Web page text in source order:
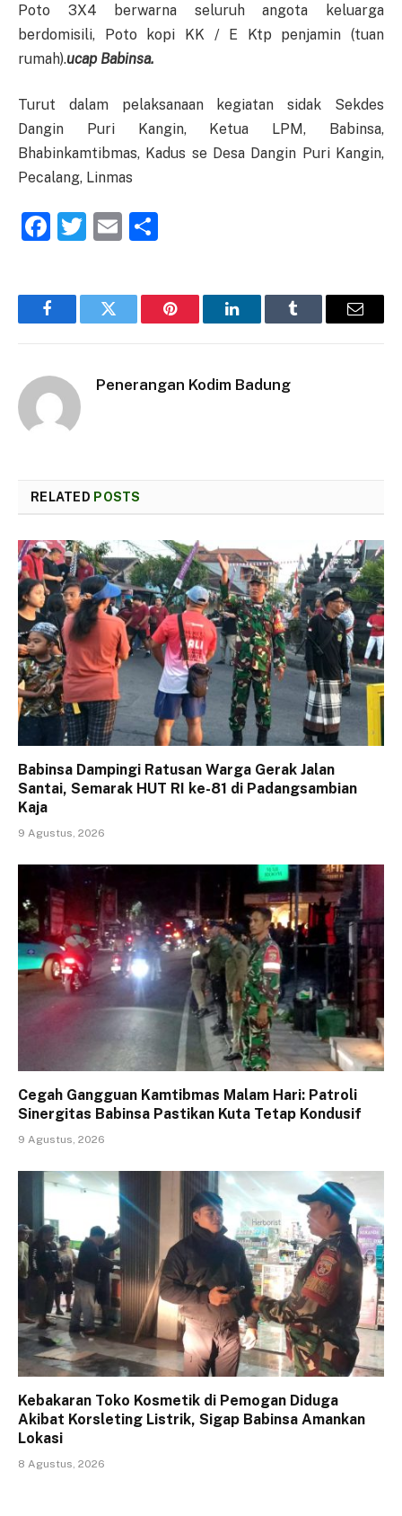
Poto 3X4 berwarna seluruh angota keluarga
berdomisili, Poto kopi KK / E Ktp penjamin (tuan
rumah).ucap Babinsa.
Turut dalam pelaksanaan kegiatan sidak Sekdes
Dangin Puri Kangin, Ketua LPM, Babinsa,
Bhabinkamtibmas, Kadus se Desa Dangin Puri Kangin,
Pecalang, Linmas
Facebook
Twitter
Email
FacebookTwitter Pinterest LinkedInTumblr Email
Penerangan Kodim Badung
RELATED POSTS
Babinsa Dampingi Ratusan Warga Gerak Jalan
Santai, Semarak HUT RI ke-81 di Padangsambian
Kaja
9 Agustus, 2026
Cegah Gangguan Kamtibmas Malam Hari: Patroli
Sinergitas Babinsa Pastikan Kuta Tetap Kondusif
9 Agustus, 2026
Kebakaran Toko Kosmetik di Pemogan Diduga
Akibat Korsleting Listrik, Sigap Babinsa Amankan
Lokasi
8 Agustus, 2026